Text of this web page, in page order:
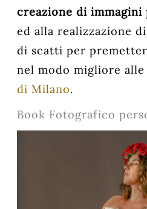
creazione di
ed alla realizzazione
di scatti per
nel modo migliore
di Milano.
Book Fotografico